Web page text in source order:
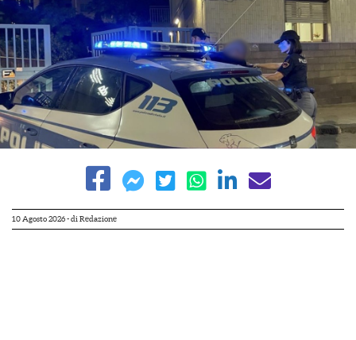
10 Agosto 2026- di Redazione